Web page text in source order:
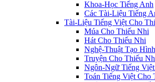
Khoa-Học Tiếng Anh
Các Tài-Liệu Tiếng
Tài-Liệu Tiếng Việt Cho
Múa Cho Thiếu Nhi
Hát Cho Thiếu Nhi
Nghệ-Thuật Tạo
Truyện Cho Thiếu
Ngôn-Ngữ Tiếng
Toán Tiếng Việt Cho